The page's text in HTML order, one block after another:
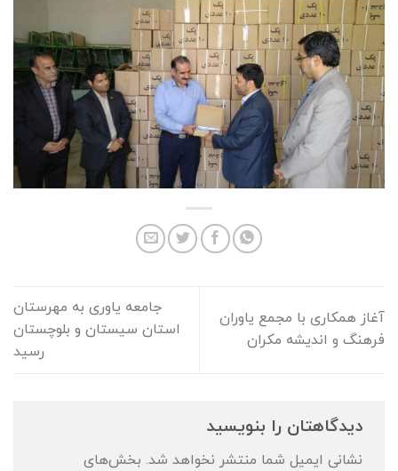
آغاز همکاری با مجمع یاوران
فرهنگ و اندیشه مکران
جامعه یاوری به مهرستان
استان سیستان و بلوچستان
رسید
دیدگاهتان را بنویسید
نشانی ایمیل شما منتشر نخواهد شد. بخش‌های